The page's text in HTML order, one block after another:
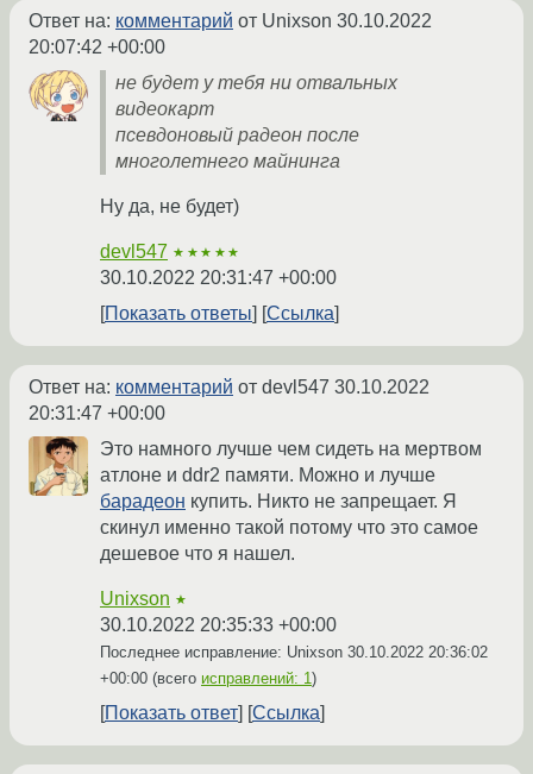
Ответ на: комментарий от Unixson 30.10.2022
20:07:42 +00:00
не будет у тебя ни отвальных
видеокарт
псевдоновый радеон после
многолетнего майнинга
Ну да, не будет)
devl547 ★★★★★
30.10.2022 20:31:47 +00:00
Показать ответы
Ссылка
Ответ на: комментарий от devl547 30.10.2022
20:31:47 +00:00
Это намного лучше чем сидеть на мертвом
атлоне и ddr2 памяти. Можно и лучше
барадеон купить. Никто не запрещает. Я
скинул именно такой потому что это самое
дешевое что я нашел.
Unixson ★
30.10.2022 20:35:33 +00:00
Последнее исправление: Unixson 30.10.2022 20:36:02
+00:00 (всего исправлений: 1)
Показать ответ Ссылка